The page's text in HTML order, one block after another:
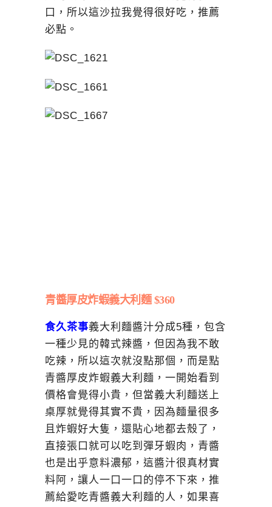
口，所以這沙拉我覺得很好吃，推薦
必點。
青醬厚皮炸蝦義大利麵 $360
食久茶事義大利麵醬汁分成5種，包含
一種少見的韓式辣醬，但因為我不敢
吃辣，所以這次就沒點那個，而是點
青醬厚皮炸蝦義大利麵，一開始看到
價格會覺得小貴，但當義大利麵送上
桌厚就覺得其實不貴，因為麵量很多
且炸蝦好大隻，還貼心地都去殼了，
直接張口就可以吃到彈牙蝦肉，青醬
也是出乎意料濃郁，這醬汁很真材實
料阿，讓人一口一口的停不下來，推
薦給愛吃青醬義大利麵的人，如果喜